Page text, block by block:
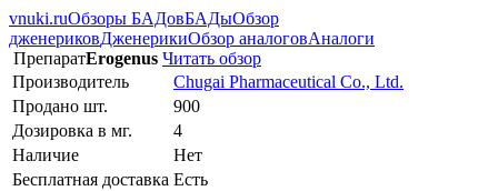
vnuki.ruОбзоры БАДовБАДыОбзор
дженериковДженерикиОбзор аналоговАналоги
ПрепаратErogenus Читать обзор
Производитель
Chugai Pharmaceutical Co., Ltd.
Продано шт.
900
Дозировка в мг.
4
Наличие
Нет
Бесплатная доставка Есть